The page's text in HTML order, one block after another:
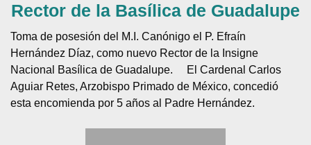
Rector de la Basílica de Guadalupe
Toma de posesión del M.I. Canónigo el P. Efraín
Hernández Díaz, como nuevo Rector de la Insigne
Nacional Basílica de Guadalupe.
El Cardenal Carlos
Aguiar Retes, Arzobispo Primado de México, concedió
esta encomienda por 5 años al Padre Hernández.